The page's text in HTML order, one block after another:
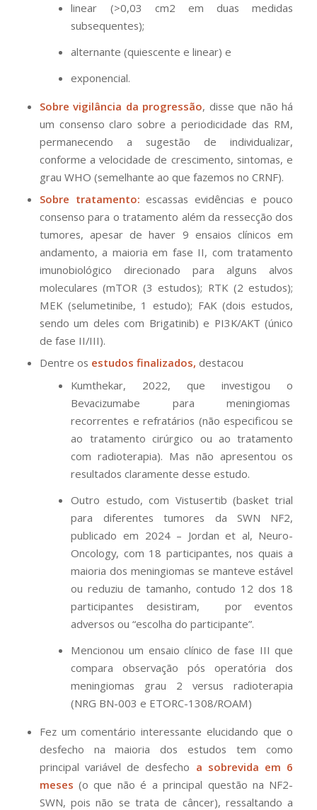
linear (>0,03 cm2 em duas medidas
subsequentes);
alternante (quiescente e linear) e
exponencial.
Sobre vigilância da progressão, disse que não há
um consenso claro sobre a periodicidade das RM,
permanecendo a sugestão de individualizar,
conforme a velocidade de crescimento, sintomas, e
grau WHO (semelhante ao que fazemos no CRNF).
Sobre tratamento: escassas evidências e pouco
consenso para o tratamento além da ressecção dos
tumores, apesar de haver 9 ensaios clínicos em
andamento, a maioria em fase II, com tratamento
imunobiológico direcionado para alguns alvos
moleculares (mTOR (3 estudos); RTK (2 estudos);
MEK (selumetinibe, 1 estudo); FAK (dois estudos,
sendo um deles com Brigatinib) e PI3K/AKT (único
de fase II/III).
Dentre os estudos finalizados, destacou
Kumthekar, 2022, que investigou o
Bevacizumabe para meningiomas
recorrentes e refratários (não especificou se
ao tratamento cirúrgico ou ao tratamento
com radioterapia). Mas não apresentou os
resultados claramente desse estudo.
Outro estudo, com Vistusertib (basket trial
para diferentes tumores da SWN NF2,
publicado em 2024 – Jordan et al, Neuro-
Oncology, com 18 participantes, nos quais a
maioria dos meningiomas se manteve estável
ou reduziu de tamanho, contudo 12 dos 18
participantes desistiram, por eventos
adversos ou “escolha do participante”.
Mencionou um ensaio clínico de fase III que
compara observação pós operatória dos
meningiomas grau 2 versus radioterapia
(NRG BN-003 e ETORC-1308/ROAM)
Fez um comentário interessante elucidando que o
desfecho na maioria dos estudos tem como
principal variável de desfecho a sobrevida em 6
meses (o que não é a principal questão na NF2-
SWN, pois não se trata de câncer), ressaltando a